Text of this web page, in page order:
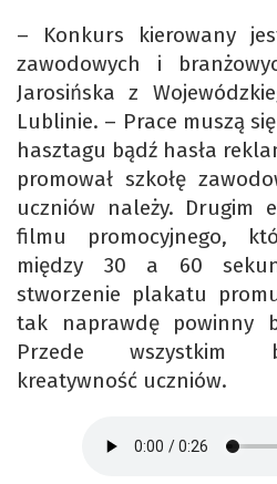
– Konkurs kierowany
zawodowych i
Jarosińska z
Lublinie. – Prace muszą
hasztagu bądź hasła
promował szkołę
uczniów należy. Drugim
filmu promocyjnego,
między 30 a 60
stworzenie plakatu
tak naprawdę powinny
Przede wszystkim
kreatywność uczniów.